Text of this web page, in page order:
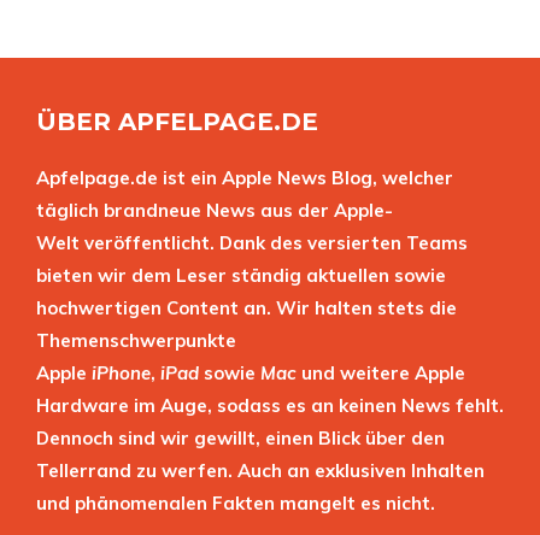
ÜBER APFELPAGE.DE
Apfelpage.de ist ein Apple News Blog, welcher
täglich brandneue News aus der Apple-
Welt veröffentlicht. Dank des versierten Teams
bieten wir dem Leser ständig aktuellen sowie
hochwertigen Content an. Wir halten stets die
Themenschwerpunkte
Apple iPhone, iPad sowie Mac und weitere Apple
Hardware im Auge, sodass es an keinen News fehlt.
Dennoch sind wir gewillt, einen Blick über den
Tellerrand zu werfen. Auch an exklusiven Inhalten
und phänomenalen Fakten mangelt es nicht.